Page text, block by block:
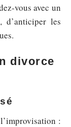
vous avec un
d’anticiper les
divorce
: